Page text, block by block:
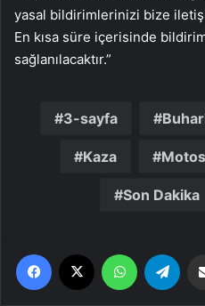
yasal bildirimlerinizi bize
En kısa süre içerisinde
sağlanılacaktır.”
3-sayfa
Kaza
Son Dakika
Facebook WhatsApp